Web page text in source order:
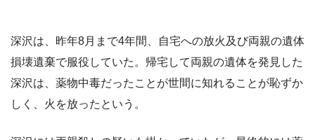
深沢は、昨年8月まで4年間、自宅への放火及び両親の遺体
損壊遺棄で服役していた。帰宅して両親の遺体を発見した
深沢は、薬物中毒だったことが世間に知れることが恥ずか
しく、火を放ったという。